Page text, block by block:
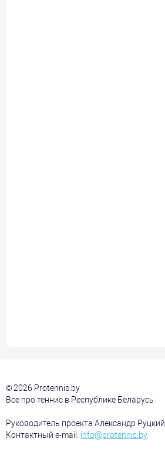
© 2026 Protennis.by
Все про теннис в Республике Беларусь
Руководитель проекта Александр Руцкий
Контактный e-mail: info@protennis.by